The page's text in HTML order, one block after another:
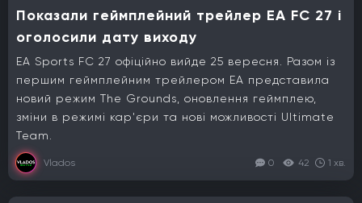
Показали геймплейний трейлер EA FC 27 і
оголосили дату виходу
EA Sports FC 27 офіційно вийде 25 вересня. Разом із
першим геймплейним трейлером EA представила
новий режим The Grounds, оновлення геймплею,
зміни в режимі кар'єри та нові можливості Ultimate
Team.
Vlados 0 42 1 хв.